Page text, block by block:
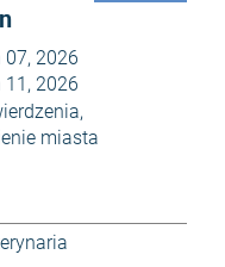
07, 2026
11, 2026
miasta